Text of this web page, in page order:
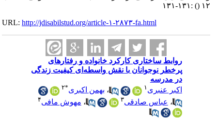
۱۲ () :۱۳۱-۱۳۱
URL:http://jdisabilstud.org/article-۱-۲۸۷۳-fa.html
روابط ساختاری کارکرد خانواده و رفتارهای
‌پرخطر نوجوانان با نقش واسطه‌ای کیفیت زندگی
در مدرسه
اکبر عنبری۱ ،بهمن اکبری* ۲
،عباس صادقی ،مهوش مافی